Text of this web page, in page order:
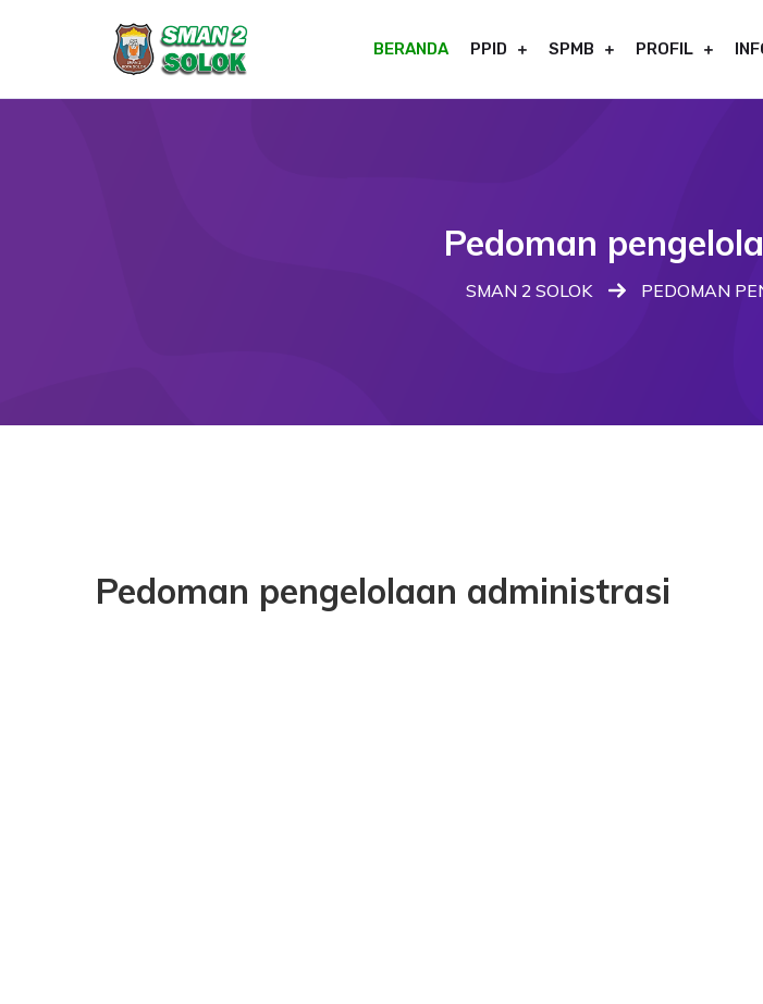
BERANDA PPID SPMB PROFIL
Pedoman
SMAN 2 SOLOK PEDOMAN
Pedoman pengelolaan administrasi